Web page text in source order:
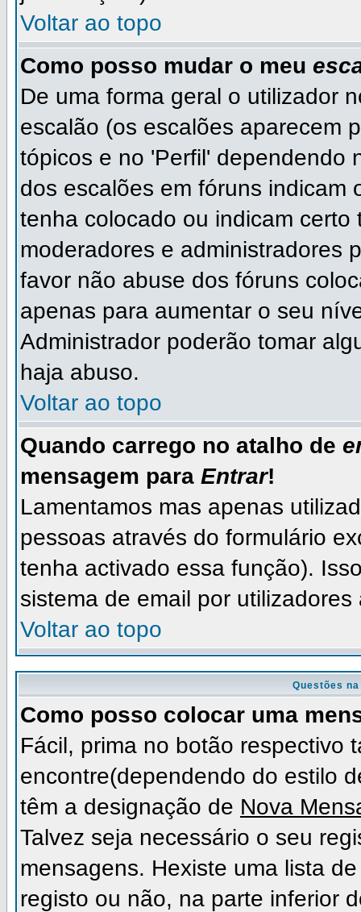
Voltar ao topo
Como posso mudar o meu
De uma forma geral o utilizador
escalão (os escalões aparecem
tópicos e no 'Perfil' dependendo
dos escalões em fóruns indicam
tenha colocado ou indicam
moderadores e administradores
favor não abuse dos fóruns
apenas para aumentar o seu
Administrador poderão tomar
haja abuso.
Voltar ao topo
Quando carrego no atalho de
mensagem para Entrar!
Lamentamos mas apenas
pessoas através do formulário
tenha activado essa função).
sistema de email por utilizadores
Voltar ao topo
Questões
Como posso colocar uma
Fácil, prima no botão respectivo
encontre(dependendo do estilo
têm a designação de Nova
Talvez seja necessário o seu
mensagens. Hexiste uma lista
registo ou não, na parte inferior